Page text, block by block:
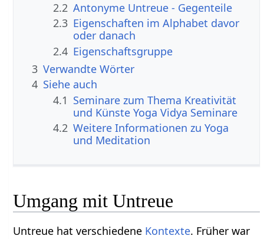
2.2 Antonyme Untreue - Gegenteile
2.3 Eigenschaften im Alphabet davor
oder danach
2.4 Eigenschaftsgruppe
3 Verwandte Wörter
4 Siehe auch
4.1 Seminare zum Thema Kreativität
und Künste Yoga Vidya Seminare
4.2 Weitere Informationen zu Yoga
und Meditation
Umgang mit Untreue
Untreue hat verschiedene Kontexte. Früher war